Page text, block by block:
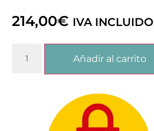
214,00€ IVA INCLUIDO
Añadir al carrito